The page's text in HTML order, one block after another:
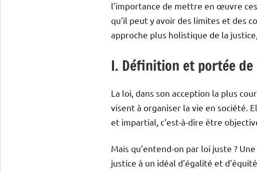
l’importance de mettre en œuvre
qu’il peut y avoir des limites et des
approche plus holistique de la
I. Définition et portée
La loi, dans son acception la plus
visent à organiser la vie en société.
et impartial, c’est-à-dire être
Mais qu’entend-on par loi juste ?
justice à un idéal d’égalité et